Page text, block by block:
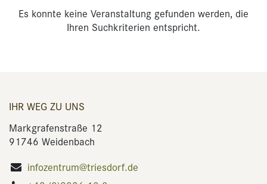
Es konnte keine Veranstaltung gefunden werden, die
Ihren Suchkriterien entspricht.
IHR WEG ZU UNS
Markgrafenstraße 12
91746 Weidenbach
infozentrum@triesdorf.de